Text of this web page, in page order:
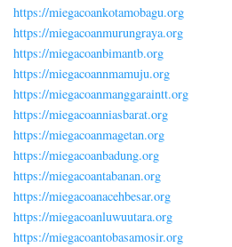
https://miegacoankotamobagu.org
https://miegacoanmurungraya.org
https://miegacoanbimantb.org
https://miegacoannmamuju.org
https://miegacoanmanggaraintt.org
https://miegacoanniasbarat.org
https://miegacoanmagetan.org
https://miegacoanbadung.org
https://miegacoantabanan.org
https://miegacoanacehbesar.org
https://miegacoanluwuutara.org
https://miegacoantobasamosir.org